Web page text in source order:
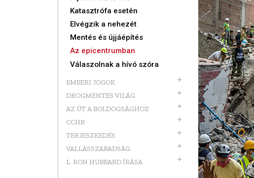
Katasztrófa esetén
Elvégzik a nehezét
Mentés és újjáépítés
Az epi­centrumban
Válaszolnak a hívó szóra
EMBERI JOGOK
DROGMENTES VILÁG
AZ ÚT A BOLDOGSÁGHOZ
CCHR
TERJESZKEDÉS
VALLÁSSZABADSÁG
L. RON HUBBARD ÍRÁSA